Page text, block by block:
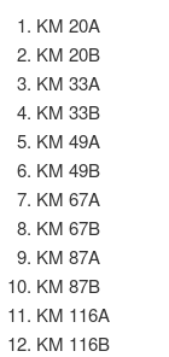
KM 20A
KM 20B
KM 33A
KM 33B
KM 49A
KM 49B
KM 67A
KM 67B
KM 87A
KM 87B
KM 116A
KM 116B